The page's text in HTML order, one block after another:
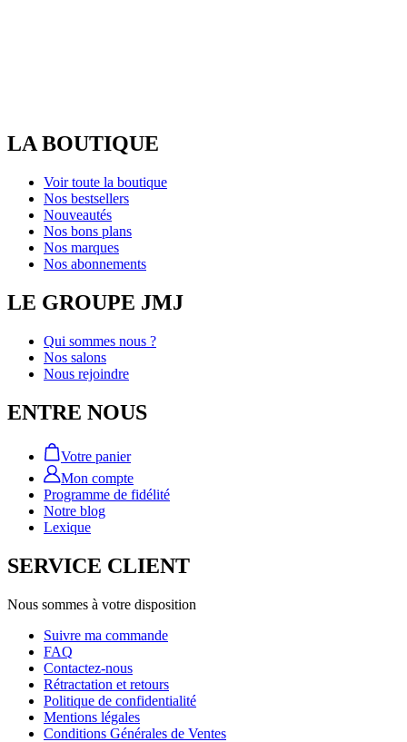
LA BOUTIQUE
Voir toute la boutique
Nos bestsellers
Nouveautés
Nos bons plans
Nos marques
Nos abonnements
LE GROUPE JMJ
Qui sommes nous ?
Nos salons
Nous rejoindre
ENTRE NOUS
Votre panier
Mon compte
Programme de fidélité
Notre blog
Lexique
SERVICE CLIENT
Nous sommes à votre disposition
Suivre ma commande
FAQ
Contactez-nous
Rétractation et retours
Politique de confidentialité
Mentions légales
Conditions Générales de Ventes